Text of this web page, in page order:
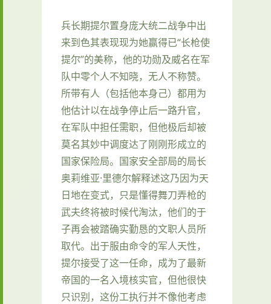
兵长期提尔置身庞大统二战争中出
来到色其表现现为她赢得已“长枪使
提尔”的美称，他的功勋及威名在军
队中零个人不知晓，无人不称赞。
所带有人（包括他本身己）都用为
他估计以在战争停止后一路升官，
在军队中担任需职，但他极后却被
莫名其妙中调度达了刚刚形成立的
国家保险局。国家安全部局的局长
奥莉维亚·里德尔解释述这乃因为天
日地在变式，只是懂得舞刀弄枪的
武夫终将被时候代淘汰，他们的于
子再会被踏确实勤恳的文职人员所
取代。出于服由命令的军人天性，
提尔接受了这一任命，成为了最新
帝国的一名入境核实官，但他很快
只识别，这份工执行并不像他考虑